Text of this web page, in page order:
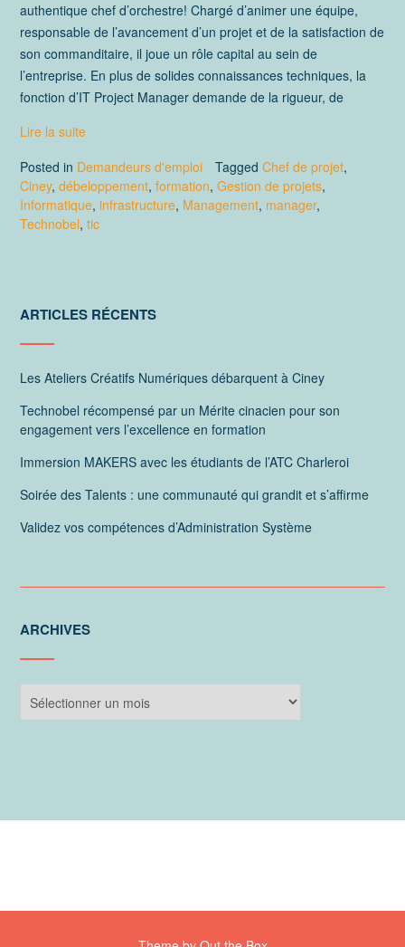
authentique chef d’orchestre! Chargé d’animer une équipe,
responsable de l’avancement d’un projet et de la satisfaction de
son commanditaire, il joue un rôle capital au sein de
l’entreprise. En plus de solides connaissances techniques, la
fonction d’IT Project Manager demande de la rigueur, de
Lire la suite
Posted in Demandeurs d'emploi Tagged Chef de projet,
Ciney, débeloppement, formation, Gestion de projets,
Informatique, infrastructure, Management, manager,
Technobel, tic
ARTICLES RÉCENTS
Les Ateliers Créatifs Numériques débarquent à Ciney
Technobel récompensé par un Mérite cinacien pour son
engagement vers l’excellence en formation
Immersion MAKERS avec les étudiants de l’ATC Charleroi
Soirée des Talents : une communauté qui grandit et s’affirme
Validez vos compétences d’Administration Système
ARCHIVES